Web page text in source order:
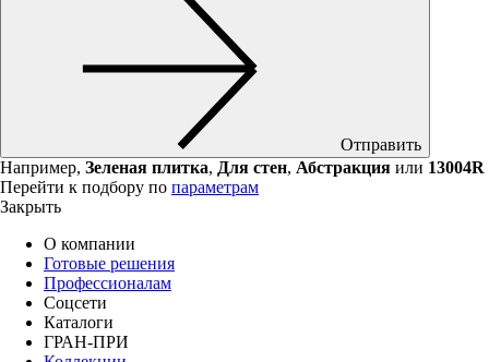
Отправить
Например, Зеленая плитка, Для стен, Абстракция или 13004R
Перейти к подбору по параметрам
Закрыть
О компании
Готовые решения
Профессионалам
Соцсети
Каталоги
ГРАН-ПРИ